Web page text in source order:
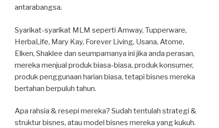
antarabangsa.
Syarikat-syarikat MLM seperti Amway, Tupperware,
HerbaLife, Mary Kay, Forever Living, Usana, Atome,
Elken, Shaklee dan seumpamanya ini jika anda perasan,
mereka menjual produk biasa-biasa, produk konsumer,
produk penggunaan harian biasa, tetapi bisnes mereka
bertahan berpuluh tahun.
Apa rahsia & resepi mereka? Sudah tentulah strategi &
struktur bisnes, atau model bisnes mereka yang kukuh.